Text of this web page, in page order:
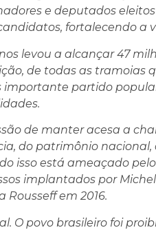
e deputados
fortalecendo a
levou a alcançar 47
de todas as tramoias
partido
de manter acesa a
do patrimônio
isso está ameaçado
implantados por
em 2016.
O povo brasileiro foi